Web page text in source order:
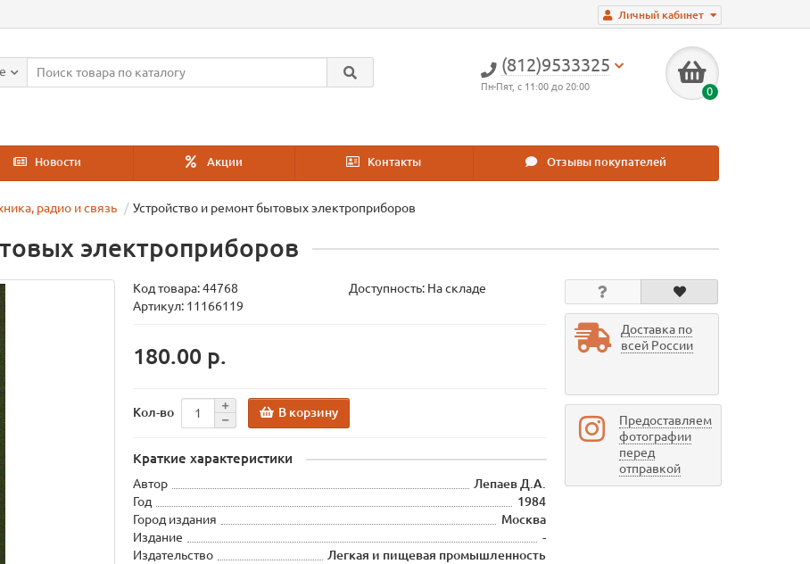
Личный кабинет
(812)9533325
Пн-Пят, с 11:00 до 20:00 0
Новости Акции Контакты Отзывы покупателей
радио и связь Устройство и ремонт бытовых электроприборов
электроприборов
Код товара:44768
Доступность: На складе
Артикул: 11166119
180.00 р.
Кол-во В корзину
Краткие характеристики
Автор
Лепаев Д.А.
Год
1984
Город издания
Москва
Издание
-
Издательство
Легкая и пищевая промышленность
Доставка по
всей России
Предоставляем
фотографии
перед
отправкой